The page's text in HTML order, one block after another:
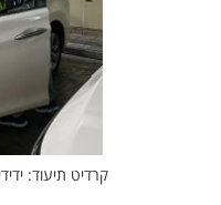
קרדיט תיעוד: